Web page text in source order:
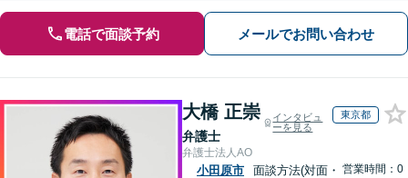
電話で面談予約 メールでお問い合わせ
大橋 正崇
弁護士
インタビュ
ーを見る
東京都
弁護士法人AO
小田原市
面談方法(対面・ 営業時間：0